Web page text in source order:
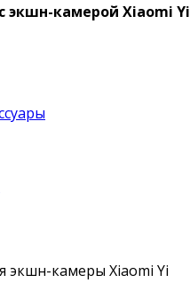
экшн-камерой Xiaomi Yi
экшн-камеры Xiaomi Yi